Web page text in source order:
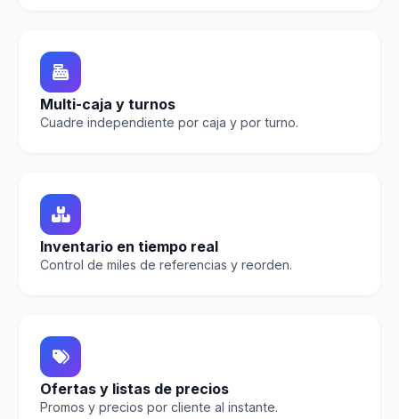
Multi-caja y turnos
Cuadre independiente por caja y por turno.
Inventario en tiempo real
Control de miles de referencias y reorden.
Ofertas y listas de precios
Promos y precios por cliente al instante.